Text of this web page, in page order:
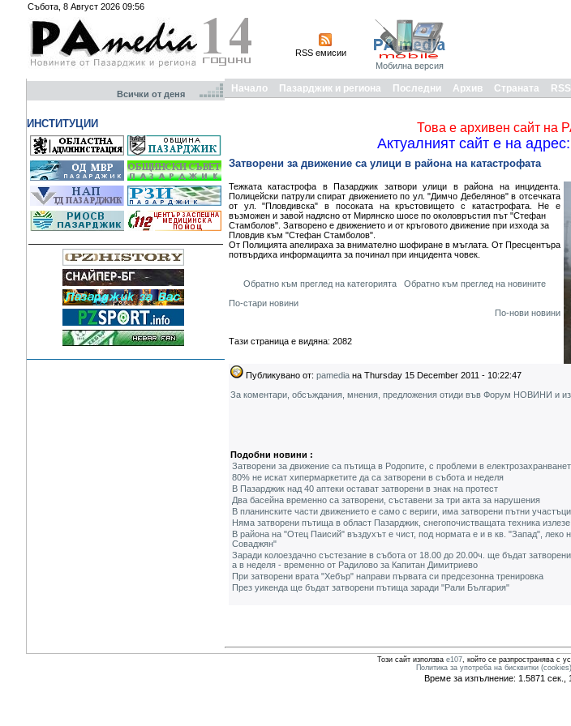
Събота, 8 Август 2026 09:56
RSS емисии
Мобилна версия
Всички от деня
ИНСТИТУЦИИ
Начало Пазарджик и региона Последни Архив Страната
Това е архивен сайт на
Актуалният сайт е на адрес:
Затворени за движение са улици в района на катастрофата
Тежката катастрофа в Пазарджик затвори улици в района на инцидента.
Полицейски патрули спират движението по ул. "Димчо Дебелянов" в отсечката
от ул. "Пловдивска" в посоката на кръстовището с катастрофата. Не е
възможен и завой надясно от Мирянско шосе по околовръстия път "Стефан
Стамболов". Затворено е движението и от кръговото движение при изхода за
Пловдив към "Стефан Стамболов".
От Полицията апелираха за внимателно шофиране в мъглата. От Пресцентъра
потвърдиха информацията за починал при инцидента човек.
Обратно към преглед на категорията
Обратно към преглед на новините
По-стари новини
По-нови новини
Тази страница е видяна: 2082
Публикувано от: pamedia на Thursday 15 December 2011 - 10:22:47
За коментари, обсъждания, мнения, предложения отиди във Форум НОВИНИ и
Подобни новини :
Затворени за движение са пътища в Родопите, с проблеми в
80% не искат хипермаркетите да са затворени в събота и неделя
В Пазарджик над 40 аптеки остават затворени в знак на протест
Два басейна временно са затворени, съставени за три акта за нарушения
В планинските части движението е само с вериги, има затворени пътни участъци
Няма затворени пътища в област Пазарджик, снегопочистващата техника
В района на "Отец Паисий" въздухът е чист, под нормата е и в кв. "Запад",
Соваджян"
Заради колоездачно състезание в събота от 18.00 до 20.00ч. ще бъдат
а в неделя - временно от Радилово за Капитан Димитриево
При затворени врата "Хебър" направи първата си предсезонна тренировка
През уикенда ще бъдат затворени пътища заради "Рали България"
Този сайт използва e107, който се разпространява с
Политика за употреба на бисквитки (cookies)
Време за изпълнение: 1.5871 сек.,